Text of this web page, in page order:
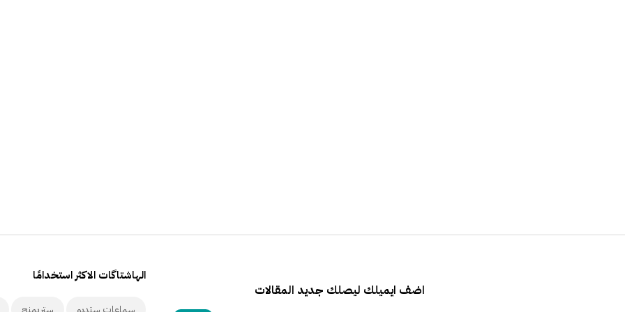
اضف ايميلك ليصلك جديد المقالات
الهاشتاگات الاكثر استخدامًا